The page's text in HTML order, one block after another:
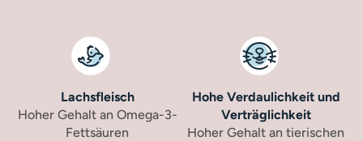
Lachsfleisch
Hoher Gehalt an Omega-3-
Fettsäuren
Hohe Verdaulichkeit und
Verträglichkeit
Hoher Gehalt an tierischen